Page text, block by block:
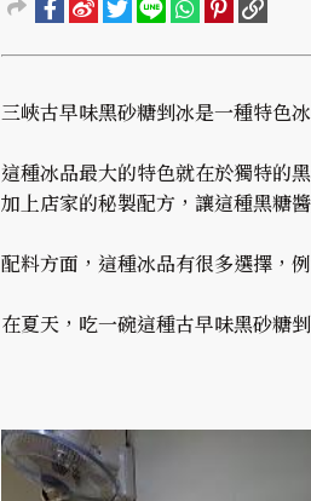
三峽古早味黑砂糖剉冰是一種特色
這種冰品最大的特色就在於獨特的
加上店家的秘製配方，讓這種黑糖
配料方面，這種冰品有很多選擇，
在夏天，吃一碗這種古早味黑砂糖